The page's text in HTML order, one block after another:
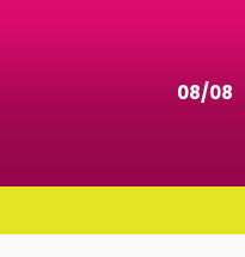
08/08